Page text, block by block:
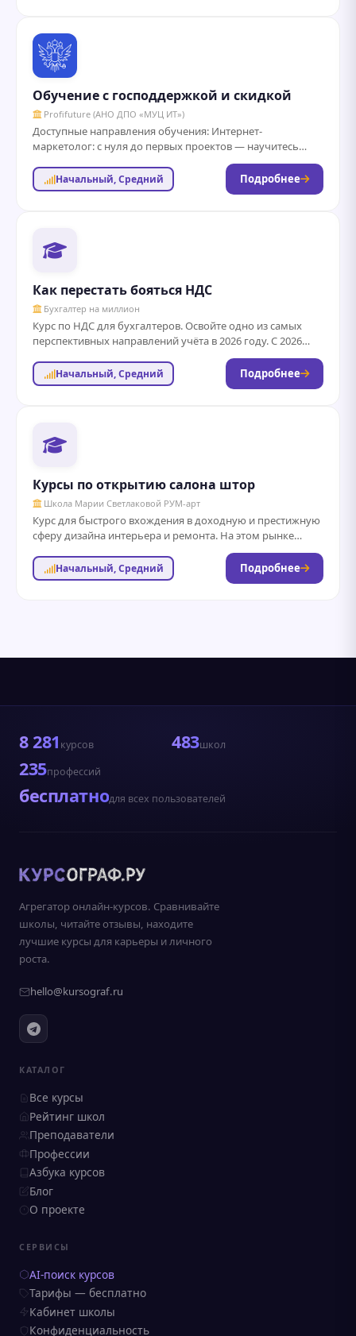
Обучение с господдержкой и скидкой
Profifuture (АНО ДПО «МУЦ ИТ»)
Доступные направления обучения: Интернет-
маркетолог: с нуля до первых проектов — научитесь
разрабатывать рекламные стратегии и распределять
бюджет, выбирать каналы продвижения и...
Начальный, Средний Подробнее
Как перестать бояться НДС
Бухгалтер на миллион
Курс по НДС для бухгалтеров. Освойте одно из самых
перспективных направлений учёта в 2026 году. С 2026
Начальный, Средний Подробнее
Курсы по открытию салона штор
Школа Марии Светлаковой РУМ-арт
Курс для быстрого вхождения в доходную и престижную
сферу дизайна интерьера и ремонта. На этом рынке
Начальный, Средний Подробнее
8 281 курсов 483школ
235профессий
бесплатнодля всех пользователей
Агрегатор онлайн-курсов. Сравнивайте
школы, читайте отзывы, находите
лучшие курсы для карьеры и личного
роста.
hello@kursograf.ru
КАТАЛОГ
Все курсы
Рейтинг школ
Преподаватели
Профессии
Азбука курсов
Блог
О проекте
СЕРВИСЫ
AI-поиск курсов
Тарифы — бесплатно
Кабинет школы
Конфиденциальность